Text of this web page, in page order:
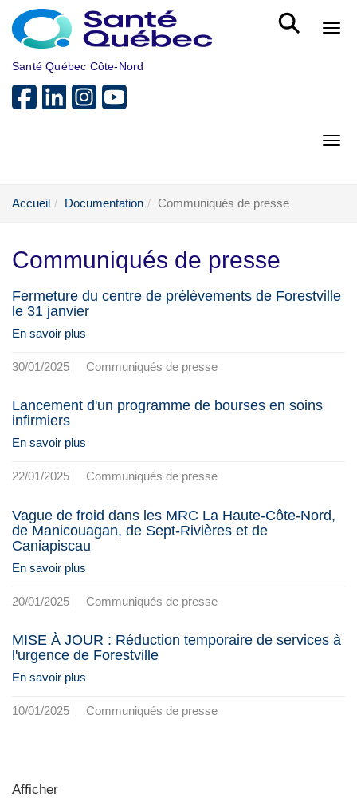
Aller au menu principal
Santé Québec Côte-Nord
Accueil Documentation Communiqués de presse
Communiqués de presse
Fermeture du centre de prélèvements de Forestville
le 31 janvier
En savoir plus
30/01/2025 Communiqués de presse
Lancement d'un programme de bourses en soins
infirmiers
En savoir plus
22/01/2025 Communiqués de presse
Vague de froid dans les MRC La Haute-Côte-Nord,
de Manicouagan, de Sept-Rivières et de
Caniapiscau
En savoir plus
20/01/2025 Communiqués de presse
MISE À JOUR : Réduction temporaire de services à
l'urgence de Forestville
En savoir plus
10/01/2025 Communiqués de presse
Afficher